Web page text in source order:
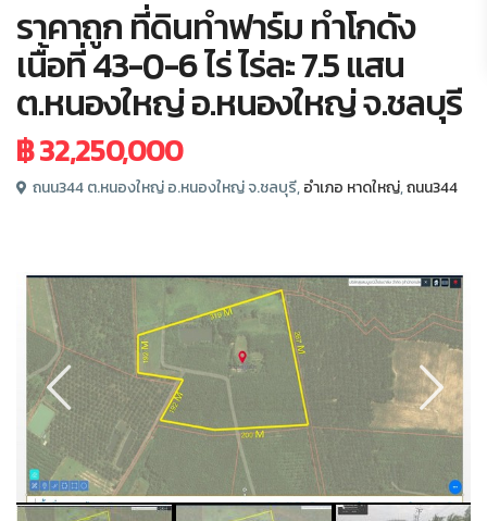
ราคาถูก ที่ดินทำฟาร์ม ทำโกดัง
เนื้อที่ 43-0-6 ไร่ ไร่ละ 7.5 แสน
ต.หนองใหญ่ อ.หนองใหญ่ จ.ชลบุรี
฿ 32,250,000
ถนน344 ต.หนองใหญ่ อ.หนองใหญ่ จ.ชลบุรี,อำเภอ หาดใหญ่,ถนน344